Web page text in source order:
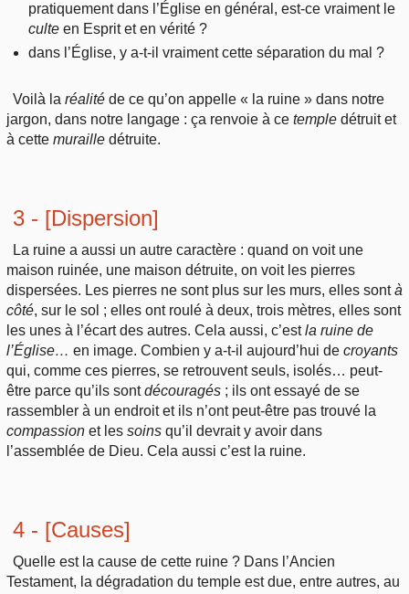
pratiquement dans l’Église en général, est-ce vraiment le
culte en Esprit et en vérité ?
dans l’Église, y a-t-il vraiment cette séparation du mal ?
Voilà laréalité de ce qu’on appelle « la ruine » dans notre
jargon, dans notre langage : ça renvoie à ce temple détruit et
à cette muraille détruite.
3 - [Dispersion]
La ruine a aussi un autre caractère : quand on voit une
maison ruinée, une maison détruite, on voit les pierres
dispersées. Les pierres ne sont plus sur les murs, elles sontà
côté, sur le sol ; elles ont roulé à deux, trois mètres, elles sont
les unes à l’écart des autres. Cela aussi, c’estla ruine de
l’Église… en image. Combien y a-t-il aujourd’hui de croyants
qui, comme ces pierres, se retrouvent seuls, isolés… peut-
être parce qu’ils sontdécouragés ; ils ont essayé de se
rassembler à un endroit et ils n’ont peut-être pas trouvé la
compassion et les soins qu’il devrait y avoir dans
l’assemblée de Dieu. Cela aussi c’est la ruine.
4 - [Causes]
Quelle est la cause de cette ruine ? Dans l’Ancien
Testament, la dégradation du temple est due, entre autres, au